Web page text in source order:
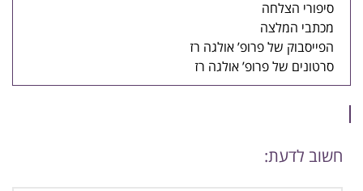
סיפורי הצלחה
מכתבי המלצה
הפייסבוק של פרופ’ אולגה רז
סרטונים של פרופ’ אולגה רז
חשוב לדעת: